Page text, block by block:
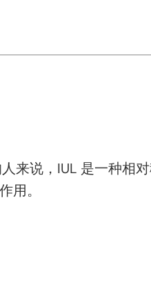
来说，IUL 是一种相对
用。